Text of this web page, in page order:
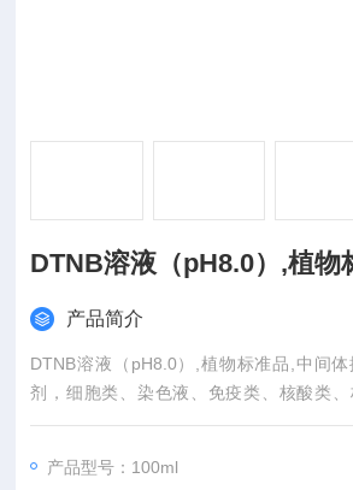
DTNB溶液（pH8.0）,植物
产品简介
DTNB溶液（pH8.0）,植物标准品,中间
剂，细胞类、染色液、免疫类、核酸类、
如：G418溶液等、Schiff试剂、吉姆萨
等、SDS-PAGE蛋白加用缓冲液等产品需
产品型号：100ml